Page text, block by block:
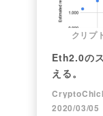
クリプ
Eth2.0の
える。
2020/03/05